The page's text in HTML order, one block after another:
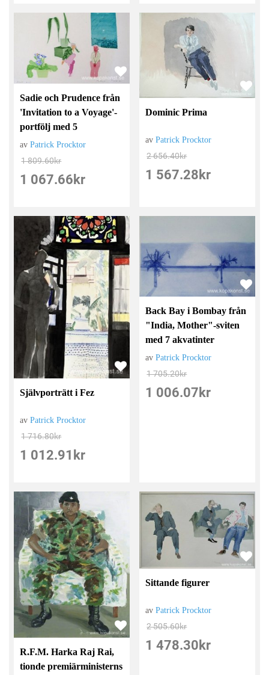
Sadie och Prudence från
'Invitation to a Voyage'-
portfölj med 5
avPatrick Procktor
1 809.60kr
1 067.66 kr
Dominic Prima
avPatrick Procktor
2 656.40kr
1 567.28 kr
Självporträtt i Fez
avPatrick Procktor
1 716.80kr
1 012.91 kr
Back Bay i Bombay från
"India, Mother"-sviten
med 7 akvatinter
avPatrick Procktor
1 705.20kr
1 006.07 kr
R.F.M. Harka Raj Rai,
tionde premiärministerns
Sittande figurer
avPatrick Procktor
2 505.60kr
1 478.30 kr